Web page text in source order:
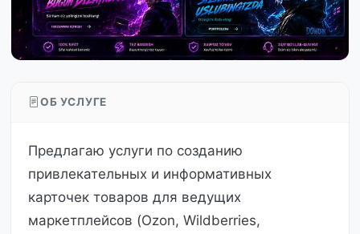
ОБ УСЛУГЕ
Предлагаю услуги по созданию
привлекательных и информативных
карточек товаров для ведущих
маркетплейсов (Ozon, Wildberries,